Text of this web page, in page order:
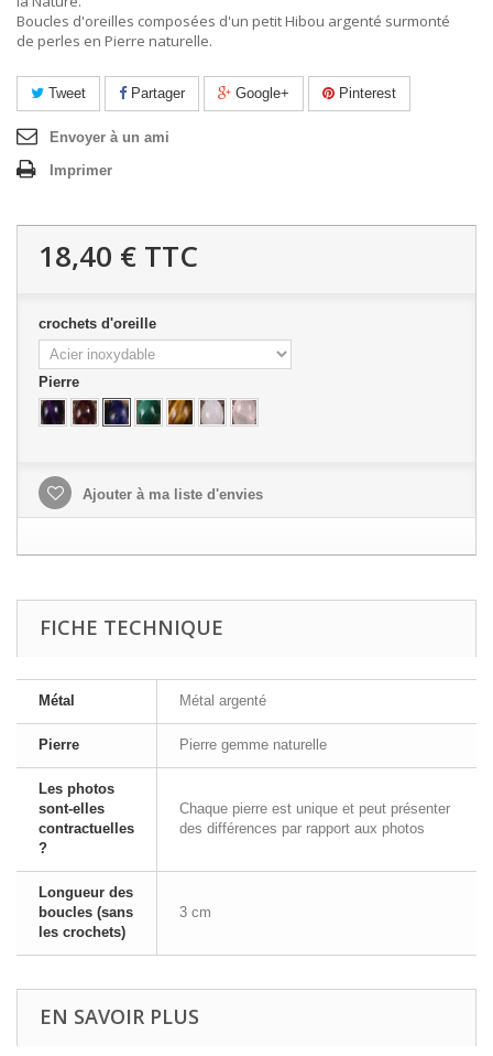
Boucles d'oreilles composées d'un petit Hibou argenté surmonté
de perles en Pierre naturelle.
Tweet Partager Google+ Pinterest
Envoyer à un ami
Imprimer
18,40 € TTC
crochets d'oreille
Pierre
Ajouter à ma liste d'envies
FICHE TECHNIQUE
Métal Métal argenté
Pierre Pierre gemme naturelle
Les photos
sont-elles
contractuelles
?
Chaque pierre est unique et peut présenter
des différences par rapport aux photos
Longueur des
boucles (sans
les crochets)
3 cm
EN SAVOIR PLUS